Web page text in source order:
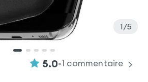
1 5
5.0•1 commentaire